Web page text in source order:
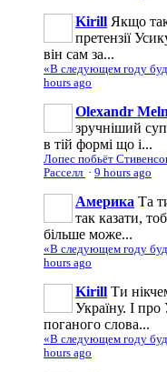
Kirill Якщо
претензії
він сам за...
«В следующем году
hours ago
Olexandr
зручніший
в тій формі що і...
Лопес побьёт
Расселл · 9 hours ago
Америка Та
так казати,
більше може...
«В следующем году
hours ago
Kirill Ти
Україну. І
поганого слова...
«В следующем году
hours ago